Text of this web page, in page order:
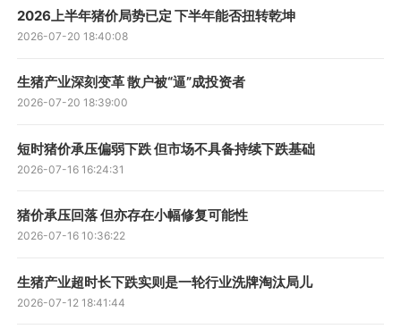
2026上半年猪价局势已定 下半年能否扭转乾坤
2026-07-20 18:40:08
生猪产业深刻变革 散户被“逼”成投资者
2026-07-20 18:39:00
短时猪价承压偏弱下跌 但市场不具备持续下跌基础
2026-07-16 16:24:31
猪价承压回落 但亦存在小幅修复可能性
2026-07-16 10:36:22
生猪产业超时长下跌实则是一轮行业洗牌淘汰局儿
2026-07-12 18:41:44